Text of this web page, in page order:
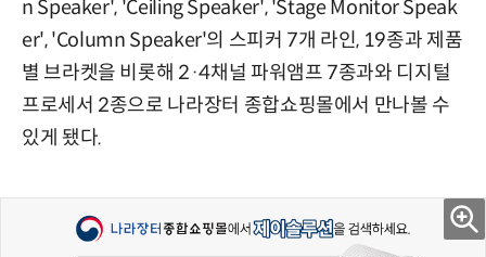
n Speaker', 'Ceiling Speaker', 'Stage Monitor Speak
er', 'Column Speaker'의 스피커 7개 라인, 19종과 제품
별 브라켓을 비롯해 2·4채널 파워앰프 7종과와 디지털
프로세서 2종으로 나라장터 종합쇼핑몰에서 만나볼 수
있게 됐다.